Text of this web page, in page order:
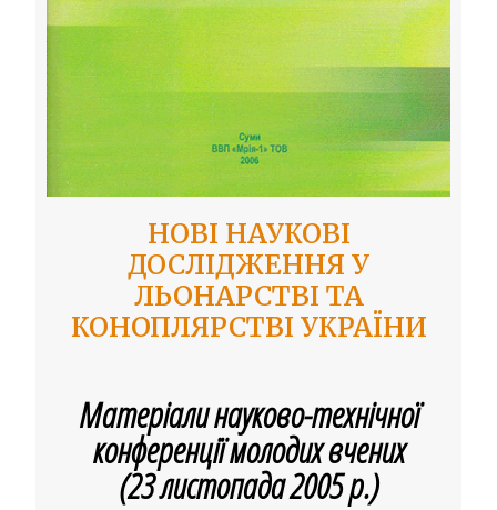
НОВІ НАУКОВІ
ДОСЛІДЖЕННЯ У
ЛЬОНАРСТВІ ТА
КОНОПЛЯРСТВІ УКРАЇНИ
Матеріали науково-технічної
конференції молодих вчених
(23 листопада 2005 р.)